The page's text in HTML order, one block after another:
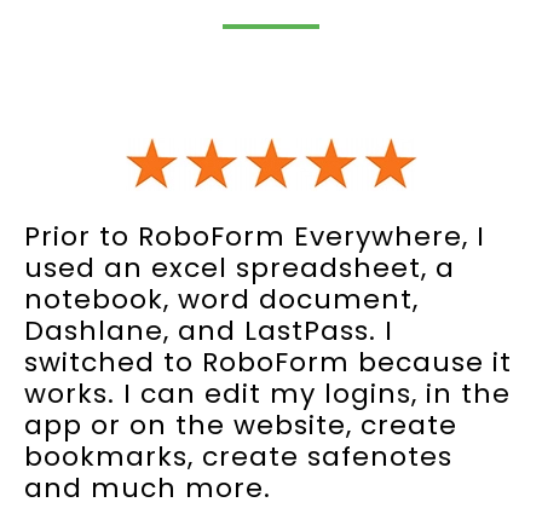
Prior to RoboForm Everywhere, I
used an excel spreadsheet, a
notebook, word document,
Dashlane, and LastPass. I
switched to RoboForm because it
works. I can edit my logins, in the
app or on the website, create
bookmarks, create safenotes
and much more.